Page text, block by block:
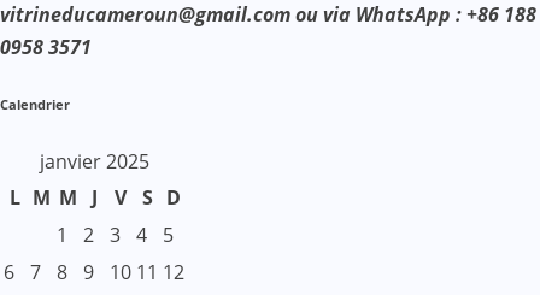
vitrineducameroun@gmail.com ou via WhatsApp : +86 188
0958 3571
Calendrier
janvier 2025
L M M J V S D
1
2 3 4
5
6 7 8 9 10 11 12